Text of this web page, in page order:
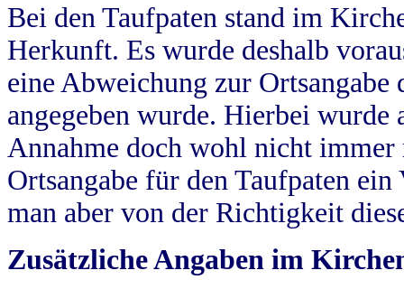
Bei den Taufpaten stand im
Herkunft. Es wurde deshalb
eine Abweichung zur
angegeben wurde. Hierbei wurde
Annahme doch wohl nicht
Ortsangabe für den Taufpaten
man aber von der Richtigkeit
Zusätzliche Angaben im